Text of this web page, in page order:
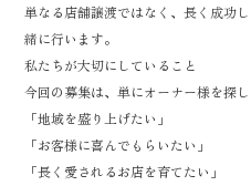
単なる店舗譲渡ではなく、長く成功
緒に行います。
私たちが大切にしていること
今回の募集は、単にオーナー様を探
「地域を盛り上げたい」
「お客様に喜んでもらいたい」
「長く愛されるお店を育てたい」